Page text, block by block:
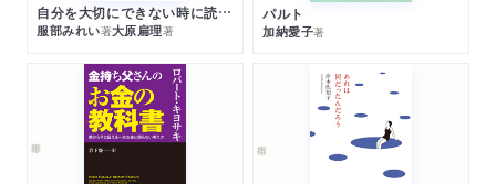
自分を大切にできない時に読む本
服部みれい著大原扁理著
パルト
加納愛子著